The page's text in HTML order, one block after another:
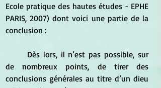
Ecole pratique des hautes études - EPHE
PARIS, 2007) dont voici une partie de la
conclusion :
de nombreux points, de tirer des
conclusions générales au titre d’un dieu